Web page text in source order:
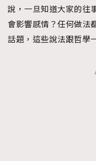
說，一旦知道大家的往
會影響感情？任何做法
話題，這些說法跟哲學